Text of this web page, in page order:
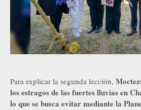
Para explicar la segunda lección,
los estragos de las fuertes lluvias en
lo que se busca evitar mediante la